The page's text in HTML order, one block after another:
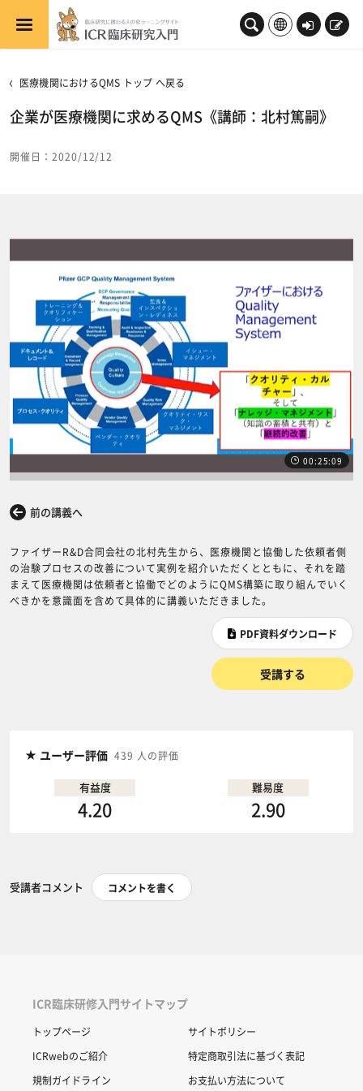
メインコンテンツへスキップする
ロ
新
医療機関におけるQMS トップ へ戻る
企業が医療機関に求めるQMS《講師：北村篤嗣》
開催日：2020/12/12
00:25:09
前の講義へ
ファイザーR&D合同会社の北村先生から、医療機関と協働した依頼者側
の治験プロセスの改善について実例を紹介いただくとともに、それを踏
まえて医療機関は依頼者と協働でどのようにQMS構築に取り組んでいく
べきかを意識面を含めて具体的に講義いただきました。
PDF資料ダウンロード
受講する
ユーザー評価 439 人の評価
有益度
4.20
難易度
2.90
受講者コメント コメントを書く
ICR臨床研修入門サイトマップ
トップページ
ICRwebのご紹介
規制ガイドライン
サイトポリシー
特定商取引法に基づく表記
お支払い方法について